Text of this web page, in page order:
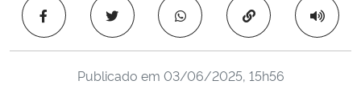
Ministério da Ciência, Tecnologia, Inovações e ComunicaçõesCopiar para área
Publicado em 03/06/2025, 15h56